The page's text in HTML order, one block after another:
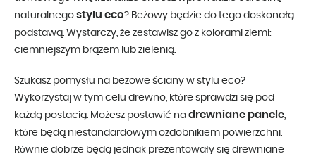
naturalnego stylu eco? Beżowy będzie do tego doskonałą
podstawą. Wystarczy, że zestawisz go z kolorami ziemi:
ciemniejszym brązem lub zielenią.
Szukasz pomysłu na beżowe ściany w stylu eco?
Wykorzystaj w tym celu drewno, które sprawdzi się pod
każdą postacią. Możesz postawić na drewniane panele,
które będą niestandardowym ozdobnikiem powierzchni.
Równie dobrze będą jednak prezentowały się drewniane